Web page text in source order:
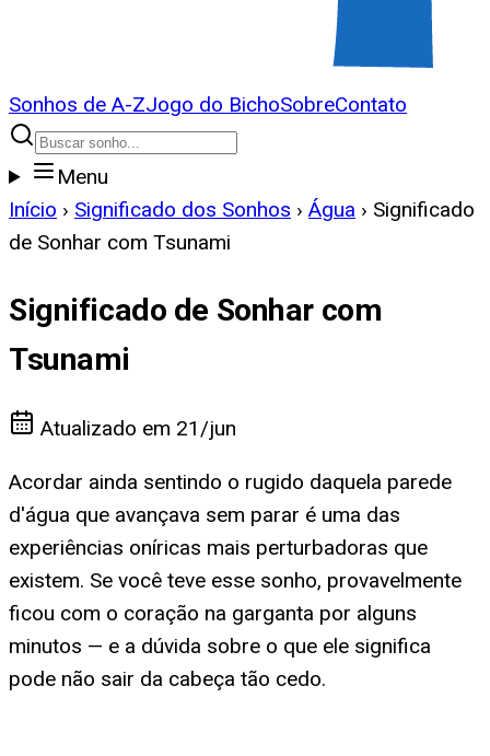
Sonhos de A-ZJogo do BichoSobreContato
Menu
Início › Significado dos Sonhos › Água › Significado
de Sonhar com Tsunami
Significado de Sonhar com
Tsunami
Atualizado em 21/jun
Acordar ainda sentindo o rugido daquela parede
d'água que avançava sem parar é uma das
experiências oníricas mais perturbadoras que
existem. Se você teve esse sonho, provavelmente
ficou com o coração na garganta por alguns
minutos — e a dúvida sobre o que ele significa
pode não sair da cabeça tão cedo.